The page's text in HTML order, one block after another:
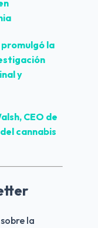
la
y
CEO de
cannabis
la